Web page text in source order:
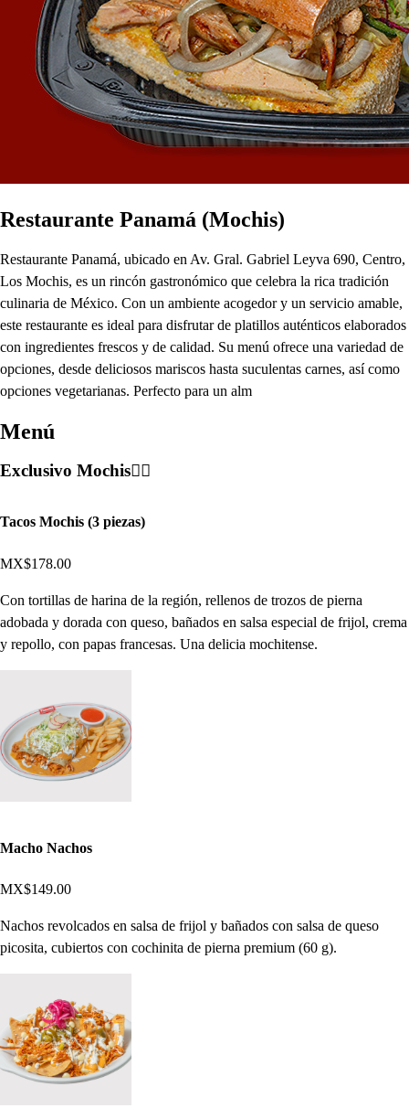
Restaurante Panamá (Mochis)
Restaurante Panamá, ubicado en Av. Gral. Gabriel Leyva 690, Centro,
Los Mochis, es un rincón gastronómico que celebra la rica tradición
culinaria de México. Con un ambiente acogedor y un servicio amable,
este restaurante es ideal para disfrutar de platillos auténticos elaborados
con ingredientes frescos y de calidad. Su menú ofrece una variedad de
opciones, desde deliciosos mariscos hasta suculentas carnes, así como
opciones vegetarianas. Perfecto para un alm
Menú
Exclusivo Mochis❤️‍🔥
Tacos Mochis (3 piezas)
MX$178.00
Con tortillas de harina de la región, rellenos de trozos de pierna
adobada y dorada con queso, bañados en salsa especial de frijol, crema
y repollo, con papas francesas. Una delicia mochitense.
Macho Nachos
MX$149.00
Nachos revolcados en salsa de frijol y bañados con salsa de queso
picosita, cubiertos con cochinita de pierna premium (60 g).